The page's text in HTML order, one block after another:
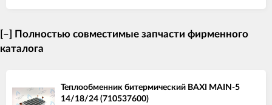
[–] Полностью совместимые запчасти фирменного
каталога
Теплообменник битермический BAXI MAIN-5
14/18/24 (710537600)